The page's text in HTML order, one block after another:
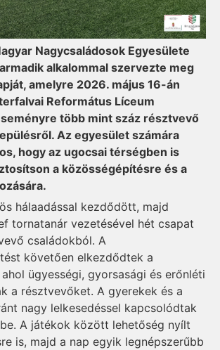
Nagycsaládosok Egyesülete
alkalommal szervezte meg
amelyre 2026. május 16-án
Református Líceum
több mint száz résztvevő
Az egyesület számára
hogy az ugocsai térségben is
a közösségépítésre és a
hálaadással kezdődött, majd
tornatanár vezetésével hét csapat
családokból. A
követően elkezdődtek a
ügyességi, gyorsasági és erőnléti
a résztvevőket. A gyerekek és a
nagy lelkesedéssel kapcsolódtak
A játékok között lehetőség nyílt
is, majd a nap egyik legnépszerűbb